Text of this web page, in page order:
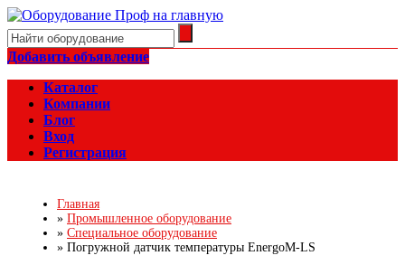
Добавить объявление
Каталог
Компании
Блог
Вход
Регистрация
Главная
» Промышленное оборудование
» Специальное оборудование
» Погружной датчик температуры EnergoM-LS